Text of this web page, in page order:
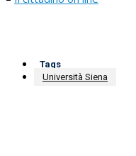
Tags
Università Siena